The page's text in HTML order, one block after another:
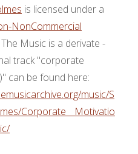
is licensed under a
NonCommercial
The Music is a derivate -
track "corporate
can be found here:
music/S
Corporate__Motivatio